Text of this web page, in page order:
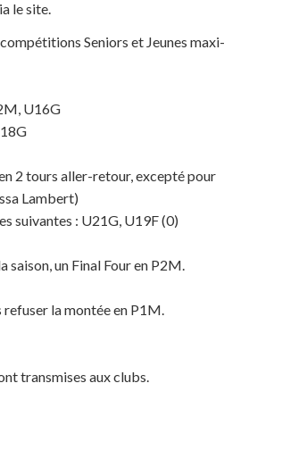
le site.
Seniors et Jeunes maxi-
U16G
2 tours aller-retour, excepté pour
Lambert)
suivantes : U21G, U19F (0)
saison, un Final Four en P2M.
la montée en P1M.
transmises aux clubs.